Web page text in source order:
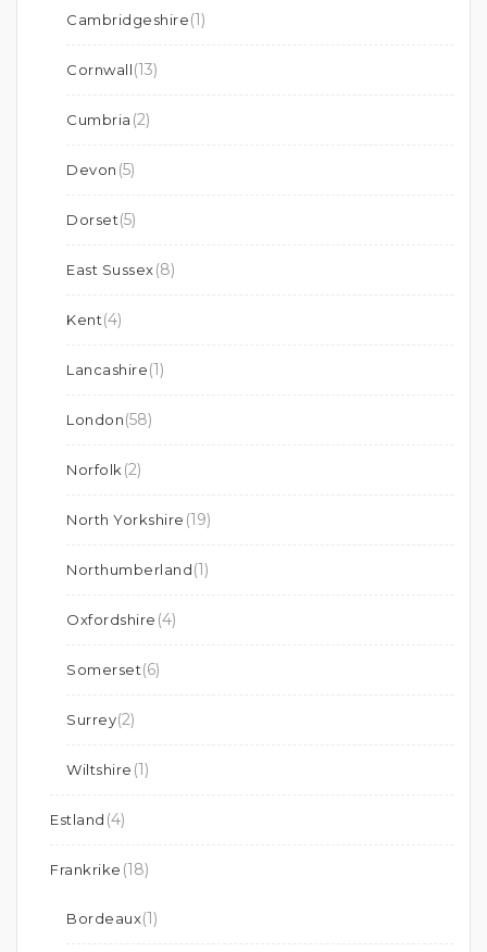
Cambridgeshire(1)
Cornwall(13)
Cumbria (2)
Devon (5)
Dorset(5)
East Sussex(8)
Kent(4)
Lancashire(1)
London(58)
Norfolk (2)
North Yorkshire (19)
Northumberland(1)
Oxfordshire (4)
Somerset(6)
Surrey(2)
Wiltshire (1)
Estland (4)
Frankrike (18)
Bordeaux(1)